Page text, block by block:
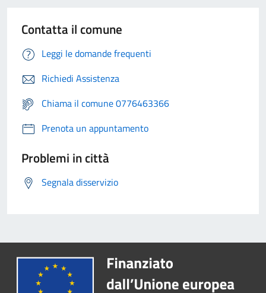
Contatta il comune
Leggi le domande frequenti
Richiedi Assistenza
Chiama il comune 0776463366
Prenota un appuntamento
Problemi in città
Segnala disservizio